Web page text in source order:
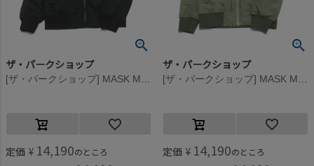
ザ・パークショップ
[ザ・パークショップ] MASK MA-1 ジャケット ブラック
定価 ¥ 14,190のところ
ザ・パークショップ
[ザ・パークショップ] MASK MA-1 ジャケット オリーブ
定価 ¥ 14,190のところ